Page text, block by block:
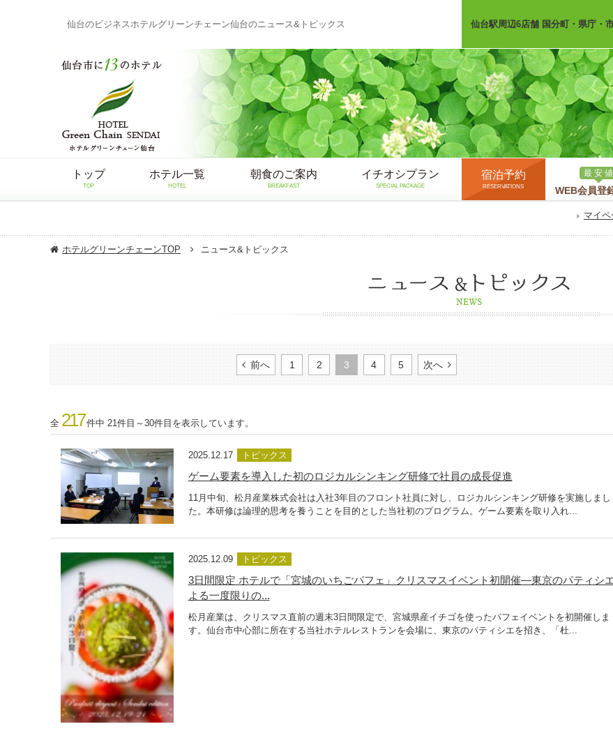
仙台のビジネスホテルグリーンチェーン仙台のニュース&トピックス 仙台駅周辺6店舗 国分町・県庁・
トップ
TOP
ホテル一覧
HOTEL
朝食のご案内
BREAKFAST
イチオシプラン
SPECIAL PACKAGE
宿泊予約
RESERVATIONS
最 安 値
WEB会員登
マイ
ホテルグリーンチェーンTOP ニュース&トピックス
前へ 1 2 3 4 5 次へ
全 217件中 21件目～30件目を表示しています。
2025.12.17 トピックス
ゲーム要素を導入した初のロジカルシンキング研修で社員の成長促進
11月中旬、松月産業株式会社は入社3年目のフロント社員に対し、ロジカルシンキング研修を実施しまし
た。本研修は論理的思考を養うことを目的とした当社初のプログラム。ゲーム要素を取り入れ...
2025.12.09 トピックス
3日間限定 ホテルで「宮城のいちごパフェ」クリスマスイベント初開催―東京のパティシ
よる一度限りの...
松月産業は、クリスマス直前の週末3日間限定で、宮城県産イチゴを使ったパフェイベントを初開催しま
す。仙台市中心部に所在する当社ホテルレストランを会場に、東京のパティシエを招き、「杜...